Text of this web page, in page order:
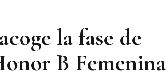
la fase de
B Femenina